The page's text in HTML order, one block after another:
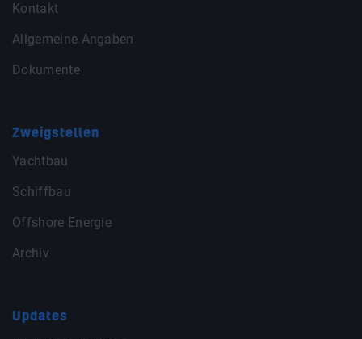
Kontakt
Allgemeine Angaben
Dokumente
Zweigstellen
Yachtbau
Schiffbau
Offshore Energie
Archiv
Updates